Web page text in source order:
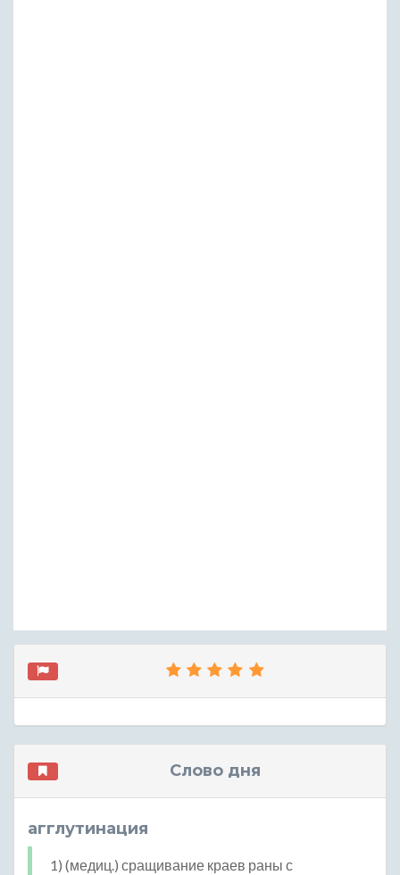
Слово дня
агглутинация
1) (медиц.) сращивание краев раны с